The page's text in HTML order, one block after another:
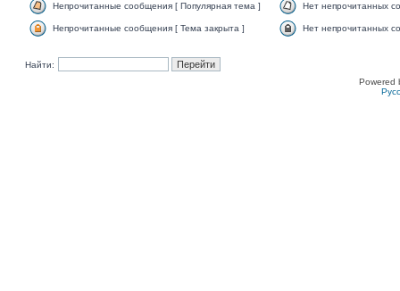
Непрочитанные сообщения [ Популярная тема ] Нет непрочитанных
Непрочитанные сообщения [ Тема закрыта ] Нет непрочитанных
Найти:
Powered